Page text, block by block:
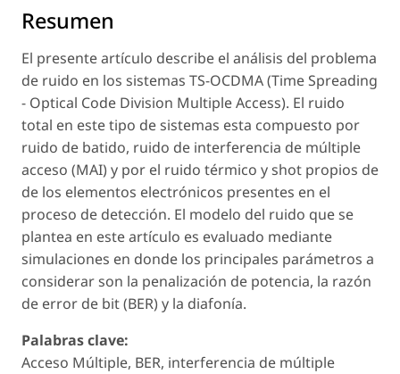
Resumen
El presente artículo describe el análisis del problema
de ruido en los sistemas TS-OCDMA (Time Spreading
- Optical Code Division Multiple Access). El ruido
total en este tipo de sistemas esta compuesto por
ruido de batido, ruido de interferencia de múltiple
acceso (MAI) y por el ruido térmico y shot propios de
de los elementos electrónicos presentes en el
proceso de detección. El modelo del ruido que se
plantea en este artículo es evaluado mediante
simulaciones en donde los principales parámetros a
considerar son la penalización de potencia, la razón
de error de bit (BER) y la diafonía.
Palabras clave:
Acceso Múltiple, BER, interferencia de múltiple